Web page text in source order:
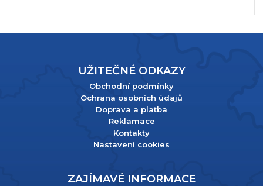
UŽITEČNÉ ODKAZY
Obchodní podmínky
Ochrana osobních údajů
Doprava a platba
Reklamace
Kontakty
Nastavení cookies
ZAJÍMAVÉ INFORMACE